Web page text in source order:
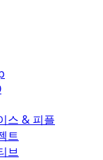
스 & 피플
트
브